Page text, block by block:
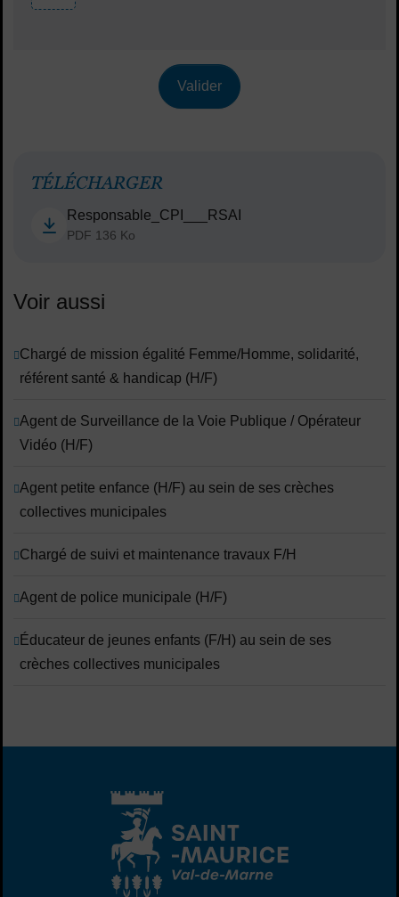
Valider
TÉLÉCHARGER
Responsable_CPI___RSAI
PDF 136 Ko
Voir aussi
Chargé de mission égalité Femme/Homme, solidarité,
référent santé & handicap (H/F)
Agent de Surveillance de la Voie Publique / Opérateur
Vidéo (H/F)
Agent petite enfance (H/F) au sein de ses crèches
collectives municipales
Chargé de suivi et maintenance travaux F/H
Agent de police municipale (H/F)
Éducateur de jeunes enfants (F/H) au sein de ses
crèches collectives municipales